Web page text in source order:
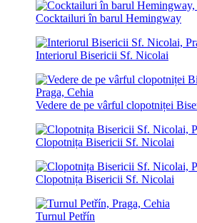
Cocktailuri în barul Hemingway
Interiorul Bisericii Sf. Nicolai
Vedere de pe vârful clopotniței
Clopotnița Bisericii Sf. Nicolai
Clopotnița Bisericii Sf. Nicolai
Turnul Petřín